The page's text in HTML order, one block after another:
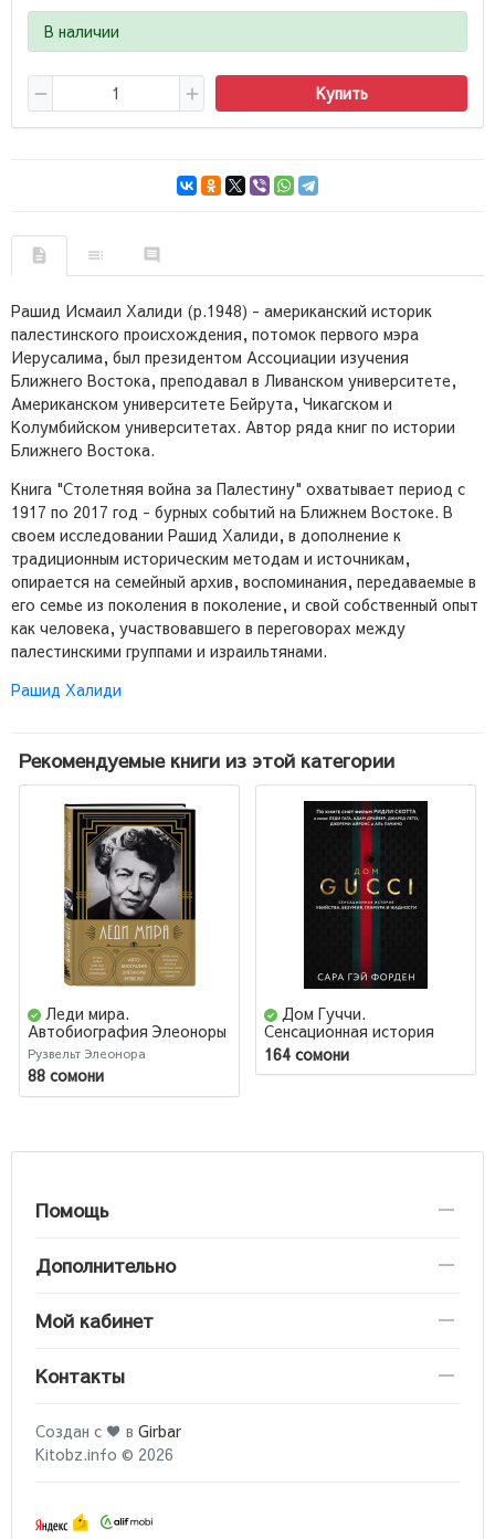
В наличии
Купить
Рашид Исмаил Халиди (р.1948) - американский историк
палестинского происхождения, потомок первого мэра
Иерусалима, был президентом Ассоциации изучения
Ближнего Востока, преподавал в Ливанском университете,
Американском университете Бейрута, Чикагском и
Колумбийском университетах. Автор ряда книг по истории
Ближнего Востока.
Книга "Столетняя война за Палестину" охватывает период с
1917 по 2017 год - бурных событий на Ближнем Востоке. В
своем исследовании Рашид Халиди, в дополнение к
традиционным историческим методам и источникам,
опирается на семейный архив, воспоминания, передаваемые в
его семье из поколения в поколение, и свой собственный опыт
как человека, участвовавшего в переговорах между
палестинскими группами и израильтянами.
Рашид Халиди
Рекомендуемые книги из этой категории
Леди мира.
Автобиография Элеоноры
Рузвельт
Рузвельт Элеонора
88 сомони
Дом Гуччи.
Сенсационная история
убийства, безумия,
гламура и жадности /
164 сомони
Помощь
Дополнительно
Мой кабинет
Контакты
Создан с ♥ в Girbar
Kitobz.info © 2026